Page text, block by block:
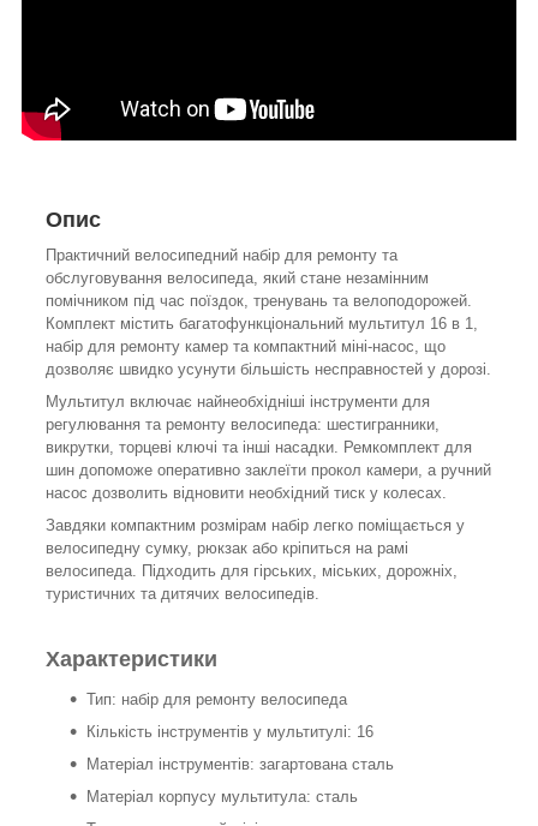
Опис
Практичний велосипедний набір для ремонту та
обслуговування велосипеда, який стане незамінним
помічником під час поїздок, тренувань та велоподорожей.
Комплект містить багатофункціональний мультитул 16 в 1,
набір для ремонту камер та компактний міні-насос, що
дозволяє швидко усунути більшість несправностей у дорозі.
Мультитул включає найнеобхідніші інструменти для
регулювання та ремонту велосипеда: шестигранники,
викрутки, торцеві ключі та інші насадки. Ремкомплект для
шин допоможе оперативно заклеїти прокол камери, а ручний
насос дозволить відновити необхідний тиск у колесах.
Завдяки компактним розмірам набір легко поміщається у
велосипедну сумку, рюкзак або кріпиться на рамі
велосипеда. Підходить для гірських, міських, дорожніх,
туристичних та дитячих велосипедів.
Характеристики
Тип: набір для ремонту велосипеда
Кількість інструментів у мультитулі: 16
Матеріал інструментів: загартована сталь
Матеріал корпусу мультитула: сталь